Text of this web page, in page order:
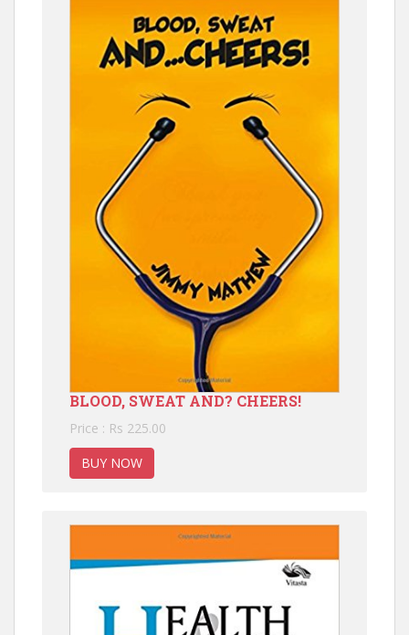
BLOOD, SWEAT AND? CHEERS!
Price : Rs 225.00
BUY NOW